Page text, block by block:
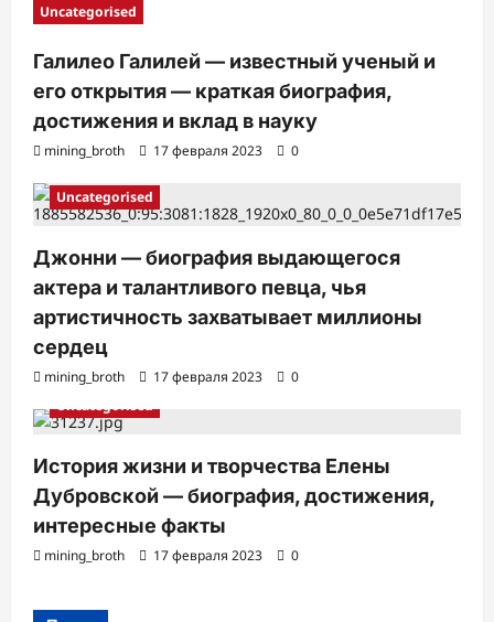
Uncategorised
Галилео Галилей — известный ученый и
его открытия — краткая биография,
достижения и вклад в науку
mining_broth 17 февраля 2023 0
Uncategorised
Джонни — биография выдающегося
актера и талантливого певца, чья
артистичность захватывает миллионы
сердец
mining_broth 17 февраля 2023
0
Uncategorised
История жизни и творчества Елены
Дубровской — биография, достижения,
интересные факты
mining_broth 17 февраля 2023 0